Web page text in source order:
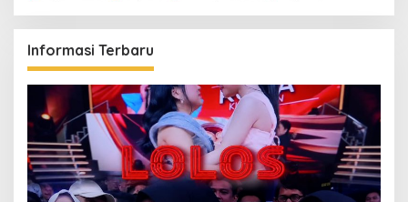
Informasi Terbaru